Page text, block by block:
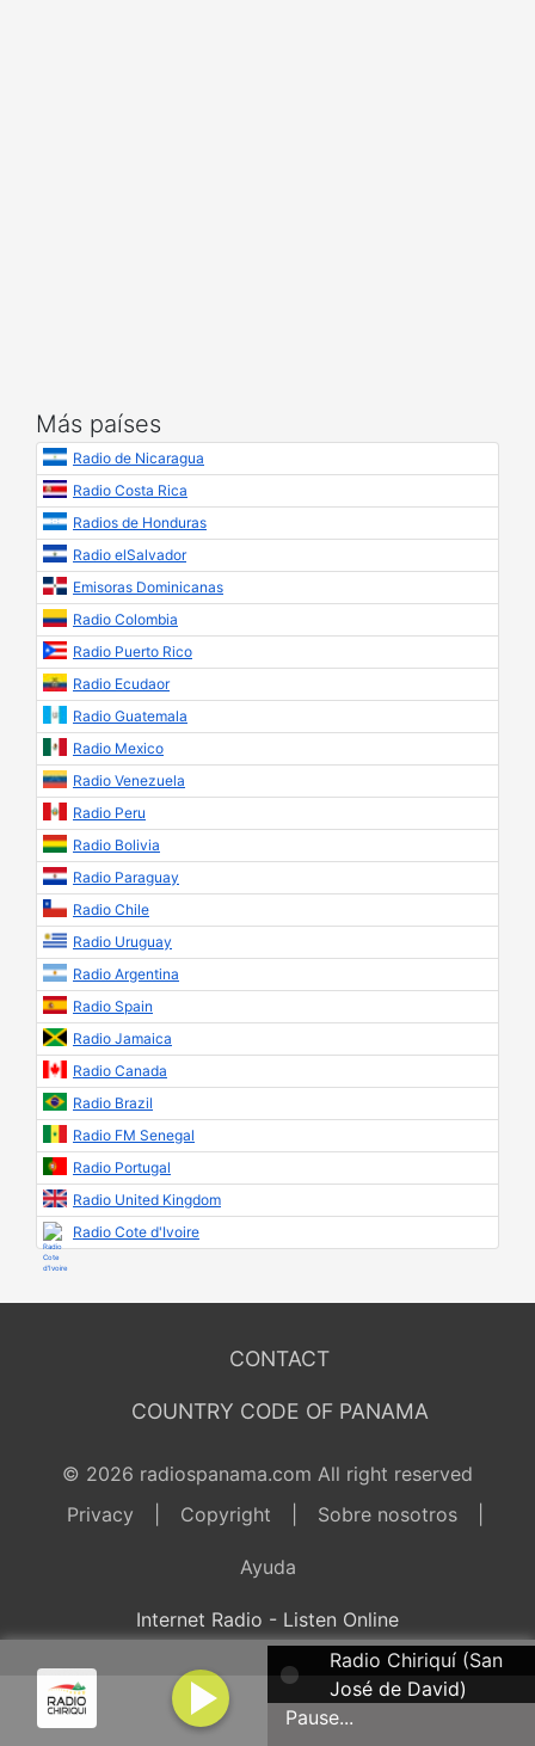
Más países
Radio de Nicaragua
Radio Costa Rica
Radios de Honduras
Radio elSalvador
Emisoras Dominicanas
Radio Colombia
Radio Puerto Rico
Radio Ecudaor
Radio Guatemala
Radio Mexico
Radio Venezuela
Radio Peru
Radio Bolivia
Radio Paraguay
Radio Chile
Radio Uruguay
Radio Argentina
Radio Spain
Radio Jamaica
Radio Canada
Radio Brazil
Radio FM Senegal
Radio Portugal
Radio United Kingdom
Radio Cote d'Ivoire
CONTACT
COUNTRY CODE OF PANAMA
© 2026 radiospanama.com All right reserved
Privacy
Copyright Sobre nosotros
Ayuda
Internet Radio - Listen Online
Radio Chiriquí (San
José de David)
Pause...